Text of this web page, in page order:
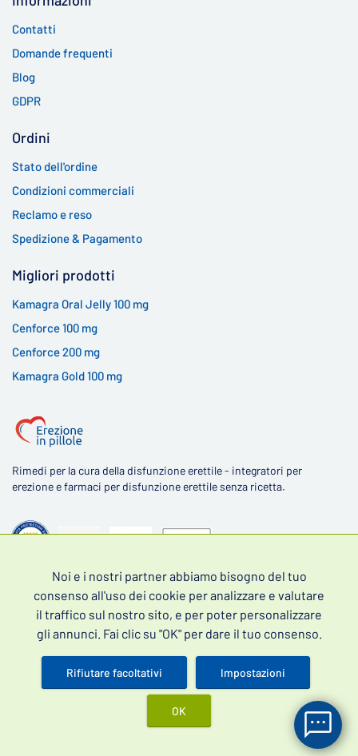
Contatti
Domande frequenti
Blog
GDPR
Ordini
Stato dell'ordine
Condizioni commerciali
Reclamo e reso
Spedizione & Pagamento
Migliori prodotti
Kamagra Oral Jelly 100 mg
Cenforce 100 mg
Cenforce 200 mg
Kamagra Gold 100 mg
Rimedi per la cura della disfunzione erettile - integratori per
erezione e farmaci per disfunzione erettile senza ricetta.
4,5
Scopri le recensioni dei nostri clienti
Noi e i nostri partner abbiamo bisogno del tuo
consenso all'uso dei cookie per analizzare e valutare
il traffico sul nostro sito, e per poter personalizzare
gli annunci. Fai clic su "OK" per dare il tuo consenso.
Rifiutare facoltativi Impostazioni
OK